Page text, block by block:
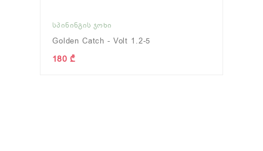
ᲡᲞᲘᲜᲘᲜᲒᲘᲡ ᲯᲝᲮᲘ
Golden Catch - Volt 1.2-5
180 ₾